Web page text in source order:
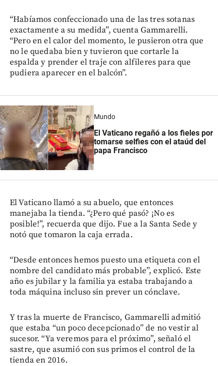
“Habíamos confeccionado una de las tres sotanas
exactamente a su medida”, cuenta Gammarelli.
“Pero en el calor del momento, le pusieron otra que
no le quedaba bien y tuvieron que cortarle la
espalda y prender el traje con alfileres para que
pudiera aparecer en el balcón”.
Mundo
El Vaticano regañó a los fieles por
tomarse selfies con el ataúd del
papa Francisco
El Vaticano llamó a su abuelo, que entonces
manejaba la tienda. “¿Pero qué pasó? ¡No es
posible!”, recuerda que dijo. Fue a la Santa Sede y
notó que tomaron la caja errada.
“Desde entonces hemos puesto una etiqueta con el
nombre del candidato más probable”, explicó. Este
año es jubilar y la familia ya estaba trabajando a
toda máquina incluso sin prever un cónclave.
Y tras la muerte de Francisco, Gammarelli admitió
que estaba “un poco decepcionado” de no vestir al
sucesor. “Ya veremos para el próximo”, señaló el
sastre, que asumió con sus primos el control de la
tienda en 2016.